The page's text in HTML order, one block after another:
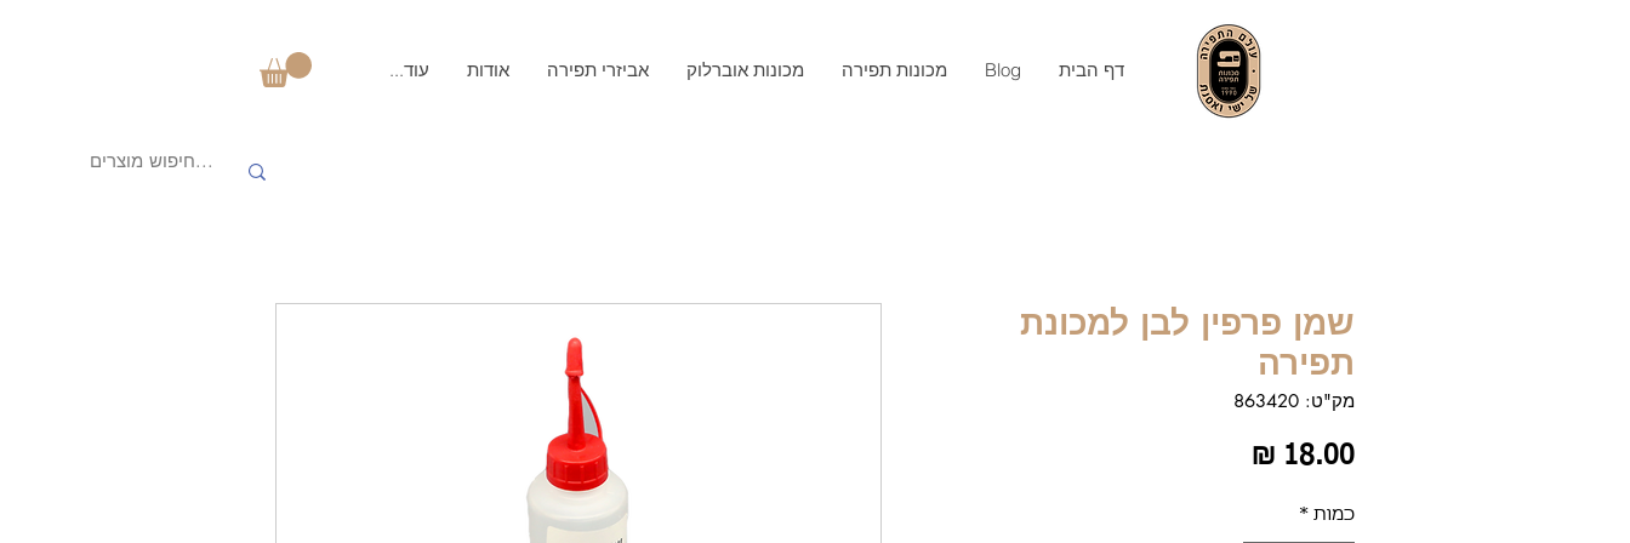
דף הבית Blog מכונות תפירה מכונות אוברלוק אביזרי תפירה אודות עוד...
שמן פרפין לבן למכונת
תפירה
מק"ט: 863420
כמות *